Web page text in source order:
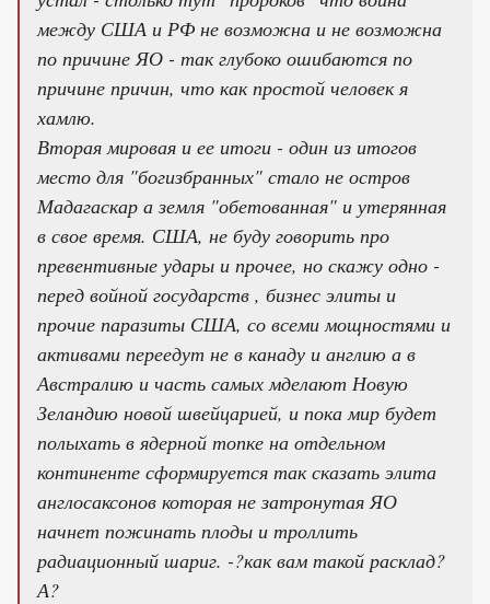
между США и РФ не возможна и не возможна
по причине ЯО - так глубоко ошибаются по
причине причин, что как простой человек я
хамлю.
Вторая мировая и ее итоги - один из итогов
место для "богизбранных" стало не остров
Мадагаскар а земля "обетованная" и утерянная
в свое время. США, не буду говорить про
превентивные удары и прочее, но скажу одно -
перед войной государств , бизнес элиты и
прочие паразиты США, со всеми мощностями и
активами переедут не в канаду и англию а в
Австралию и часть самых мделают Новую
Зеландию новой швейцарией, и пока мир будет
полыхать в ядерной топке на отдельном
континенте сформируется так сказать элита
англосаксонов которая не затронутая ЯО
начнет пожинать плоды и троллить
радиационный шариг. -?как вам такой расклад?
А?